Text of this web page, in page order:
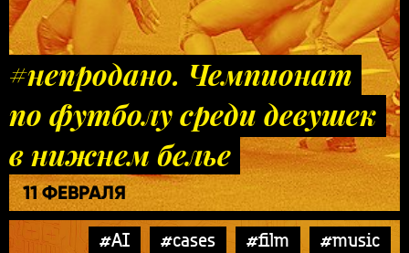
#непродано. Чемпионат
по футболу среди девушек
в нижнем белье
11 ФЕВРАЛЯ
#AI #cases #film #music